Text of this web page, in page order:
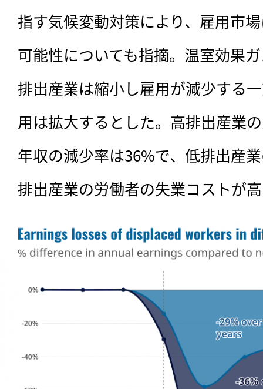
指す気候変動対策により、雇用市
可能性についても指摘。温室効果
排出産業は縮小し雇用が減少する
用は拡大するとした。高排出産業
年収の減少率は36%で、低排出産
排出産業の労働者の失業コストが